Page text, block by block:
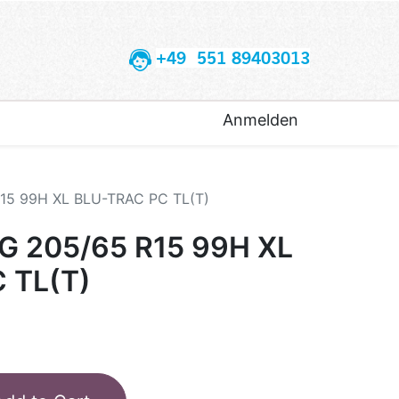
+49 551 89403013
Anmelden
99H XL BLU-TRAC PC TL(T)
205/65 R15 99H XL
TL(T)